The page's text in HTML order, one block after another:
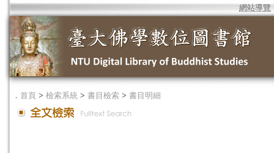
網站導覽
． 首頁 > 檢索系統 > 書目檢索 > 書目明細